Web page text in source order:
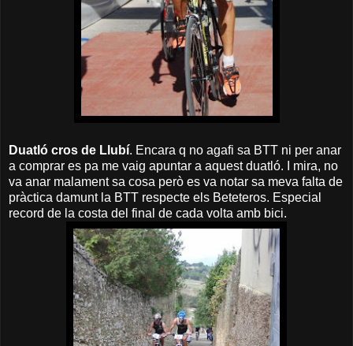
Duatló cros de Llubí. Encara q no agafi sa BTT ni per anar
a comprar es pa me vaig apuntar a aquest duatló. I mira, no
va anar malament sa cosa però es va notar sa meva falta de
pràctica damunt la BTT respecte els Beteteros. Especial
record de la costa del final de cada volta amb bici.